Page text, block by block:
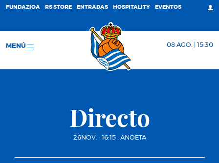
FUNDAZIOA RS STORE ENTRADAS HOSPITALITY EVENTOS
MENÚ 08 AGO. | 15:30
Directo
26NOV. · 16:15 · ANOETA